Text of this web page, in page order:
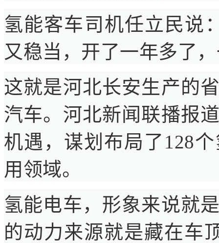
氢能客车司机任立民说
又稳当，开了一年多了
这就是河北长安生产的
汽车。河北新闻联播报
机遇，谋划布局了128
用领域。
氢能电车，形象来说就
的动力来源就是藏在车